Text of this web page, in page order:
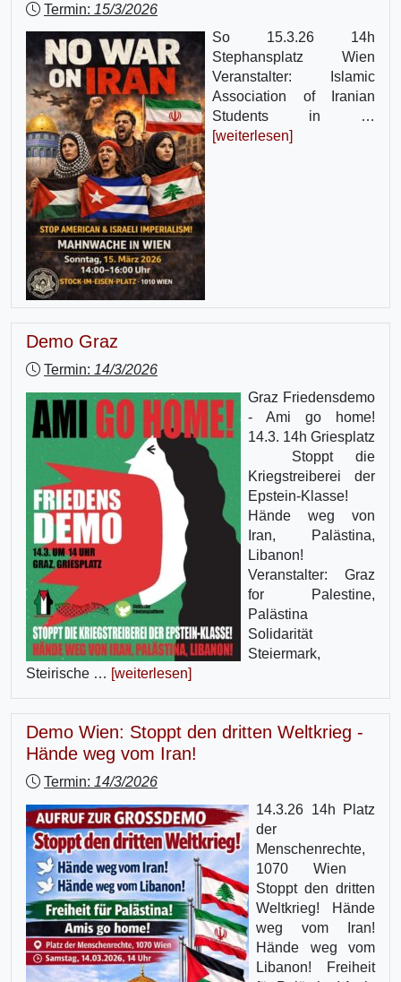
Termin: 15/3/2026
So 15.3.26 14h
Stephansplatz Wien
Veranstalter: Islamic
Association of Iranian
Students in …
[weiterlesen]
Demo Graz
Termin: 14/3/2026
Graz Friedensdemo
- Ami go home!
14.3. 14h Griesplatz
Stoppt die
Kriegstreiberei der
Epstein-Klasse!
Hände weg von
Iran, Palästina,
Libanon!
Veranstalter: Graz
for Palestine,
Palästina
Solidarität
Steiermark,
Steirische … [weiterlesen]
Demo Wien: Stoppt den dritten Weltkrieg -
Hände weg vom Iran!
Termin: 14/3/2026
14.3.26 14h Platz
der
Menschenrechte,
1070 Wien
Stoppt den dritten
Weltkrieg! Hände
weg vom Iran!
Hände weg vom
Libanon! Freiheit